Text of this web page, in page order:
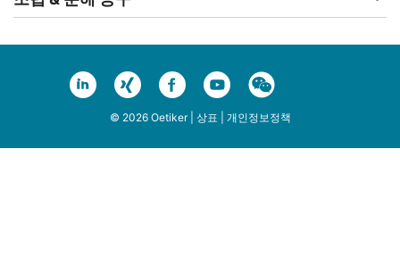
© 2026 Oetiker | 상표 개인정보정책